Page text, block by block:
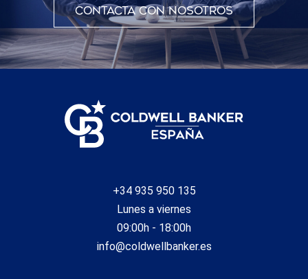
Contacta con nosotros
+34 935 950 135
Lunes a viernes
09:00h - 18:00h
info@coldwellbanker.es
Técnicas y funcionales
Siempre activas
Este sitio web utiliza Cookies propias para recopilar
información con la finalidad de mejorar nuestros servicios.
Si continua navegando, supone la aceptación de la
instalación de las mismas. El usuario tiene la posibilidad
deberá tener en cuenta que dicha acción podrá ocasionar
dificultades de navegación de la página web.
Analíticas y personalización
comportamiento de los usuarios de este sitio web. La
información recogida mediante este tipo de cookies se
utiliza en la medición de la actividad de la web para la
el fin de introducir mejoras en función del análisis de los
datos de uso que hacen los usuarios del servicio. Permiten
guardar la información de preferencia del usuario para